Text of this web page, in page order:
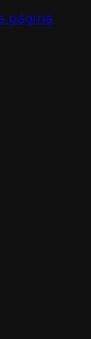
página